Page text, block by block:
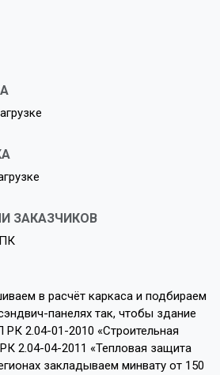
ЗАКАЗЧИКОВ
в расчёт каркаса и подбираем
панелях так, чтобы здание
2.04-01-2010 «Строительная
2.04-04-2011 «Тепловая защита
закладываем минвату от 150